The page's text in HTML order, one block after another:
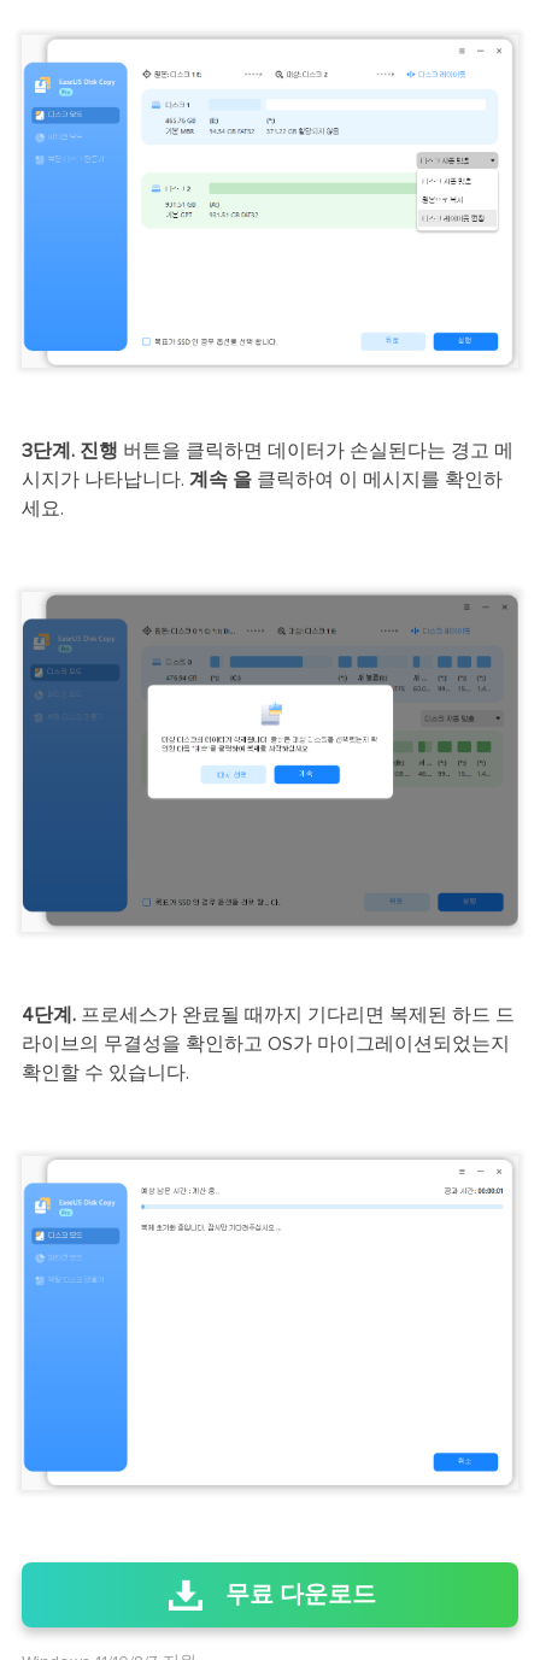
3단계. 진행 버튼을 클릭하면 데이터가 손실된다는 경고 메
시지가 나타납니다. 계속 을클릭하여 이 메시지를 확인하
세요.
4단계.프로세스가 완료될 때까지 기다리면 복제된 하드 드
라이브의 무결성을 확인하고 OS가 마이그레이션되었는지
확인할 수 있습니다.
무료 다운로드